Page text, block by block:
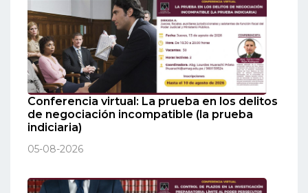
Conferencia virtual: La prueba en los delitos
de negociación incompatible (la prueba
indiciaria)
05-08-2026